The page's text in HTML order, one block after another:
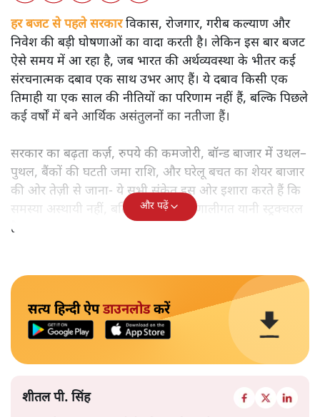
हर बजट से पहले सरकारविकास, रोजगार, गरीब कल्याण और
निवेश की बड़ी घोषणाओं का वादा करती है। लेकिन इस बार बजट
ऐसे समय में आ रहा है, जब भारत की अर्थव्यवस्था के भीतर कई
संरचनात्मक दबाव एक साथ उभर आए हैं। ये दबाव किसी एक
तिमाही या एक साल की नीतियों का परिणाम नहीं हैं, बल्कि पिछले
कई वर्षों में बने आर्थिक असंतुलनों का नतीजा हैं।
सरकार का बढ़ता कर्ज़, रुपये की कमजोरी, बॉन्ड बाजार में उथल–
पुथल, बैंकों की घटती जमा राशि, और घरेलू बचत का शेयर बाजार
की ओर तेज़ी से जाना- ये सभी संकेत इस ओर इशारा करते हैं कि
समस्या अस्थायी नहीं, बल्कि गहरी और प्रणालीगत यानी स्ट्रक्चरल
है।
और पढ़ें
सत्य हिन्दी ऐपडाउनलोडकरें
शीतल पी. सिंह